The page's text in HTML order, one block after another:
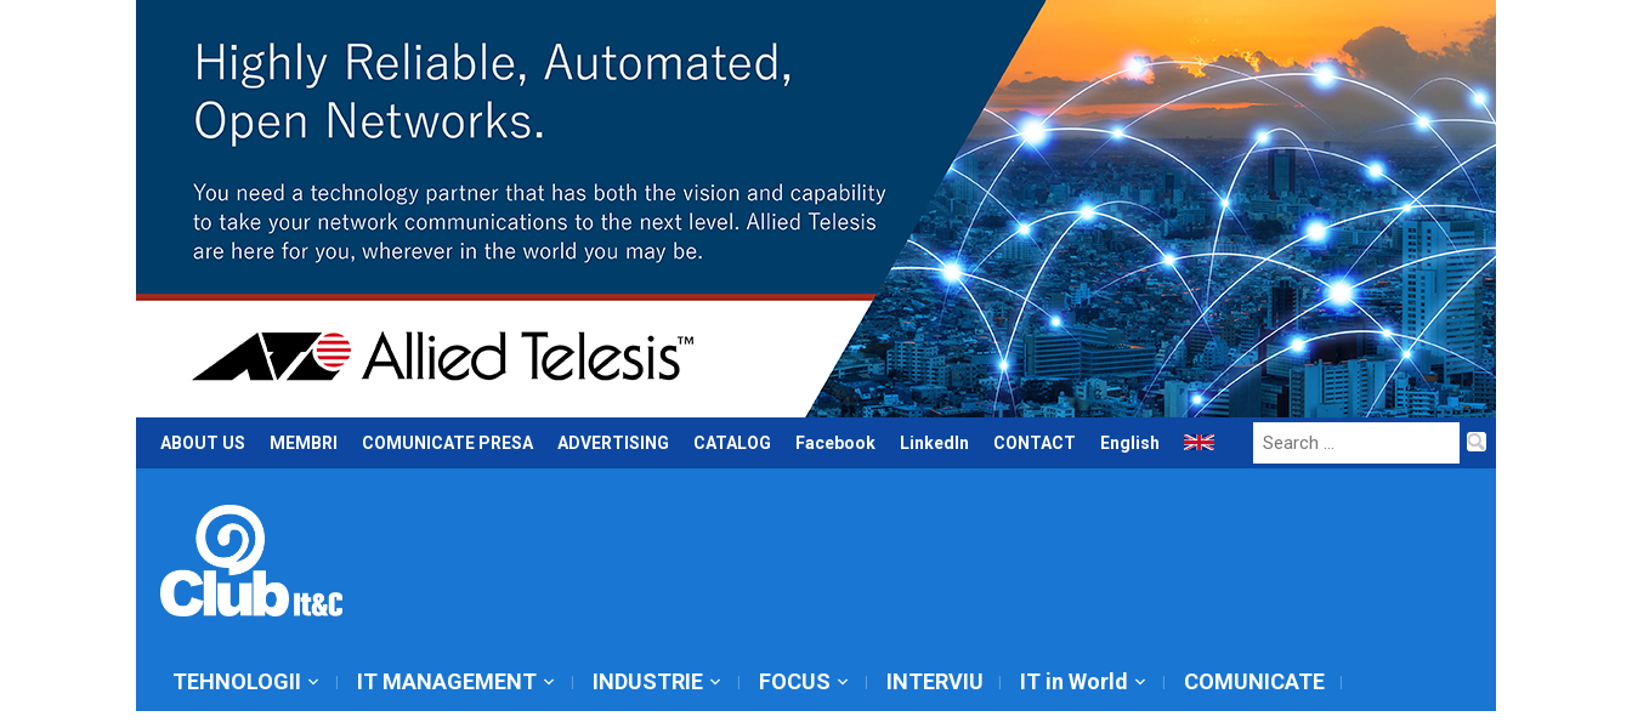
ABOUT US MEMBRI COMUNICATE PRESA ADVERTISING CATALOG Facebook LinkedIn CONTACT English
Search
for:
TEHNOLOGII IT MANAGEMENT INDUSTRIE FOCUS INTERVIU IT in World COMUNICATE